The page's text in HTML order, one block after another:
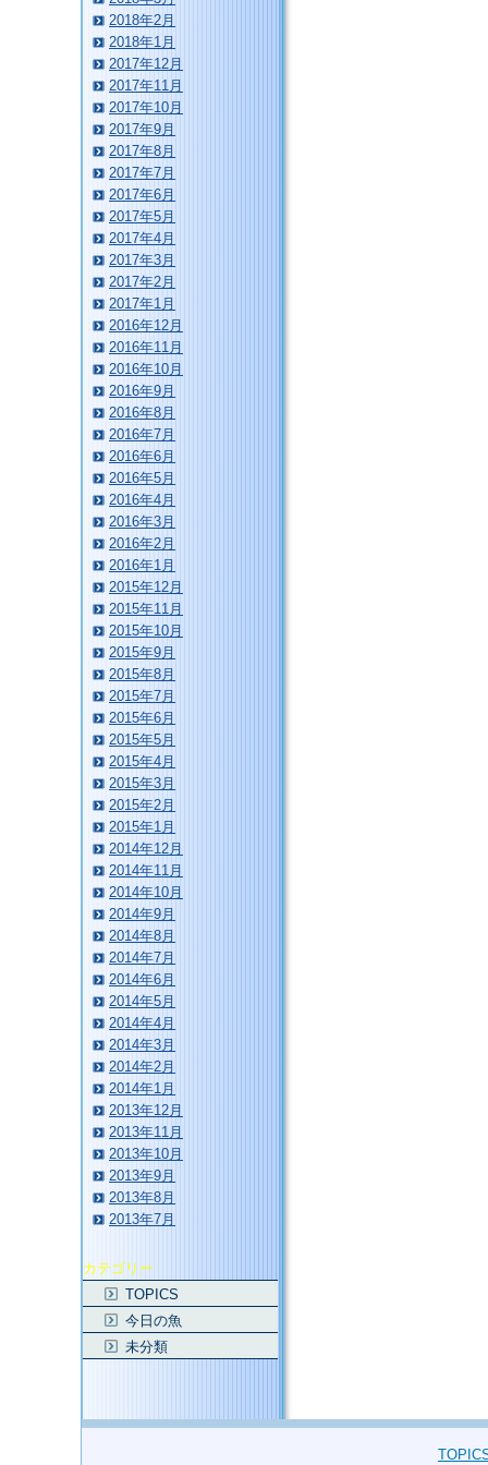
2018年2月
2018年1月
2017年12月
2017年11月
2017年10月
2017年9月
2017年8月
2017年7月
2017年6月
2017年5月
2017年4月
2017年3月
2017年2月
2017年1月
2016年12月
2016年11月
2016年10月
2016年9月
2016年8月
2016年7月
2016年6月
2016年5月
2016年4月
2016年3月
2016年2月
2016年1月
2015年12月
2015年11月
2015年10月
2015年9月
2015年8月
2015年7月
2015年6月
2015年5月
2015年4月
2015年3月
2015年2月
2015年1月
2014年12月
2014年11月
2014年10月
2014年9月
2014年8月
2014年7月
2014年6月
2014年5月
2014年4月
2014年3月
2014年2月
2014年1月
2013年12月
2013年11月
2013年10月
2013年9月
2013年8月
2013年7月
カテゴリー
TOPICS
今日の魚
未分類